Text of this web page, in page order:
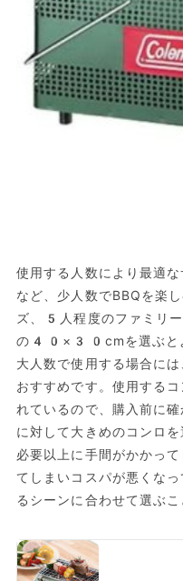
使用する人数により最適
など、少人数でBBQを
ズ、5人程度のファミリ
の40×30cmを選ぶとよ
大人数で使用する場合
おすすめです。使用する
れているので、購入前に
に対して大きめのコンロ
必要以上に手間がかかっ
てしまいコスパが悪くな
るシーンに合わせて選ぶこ